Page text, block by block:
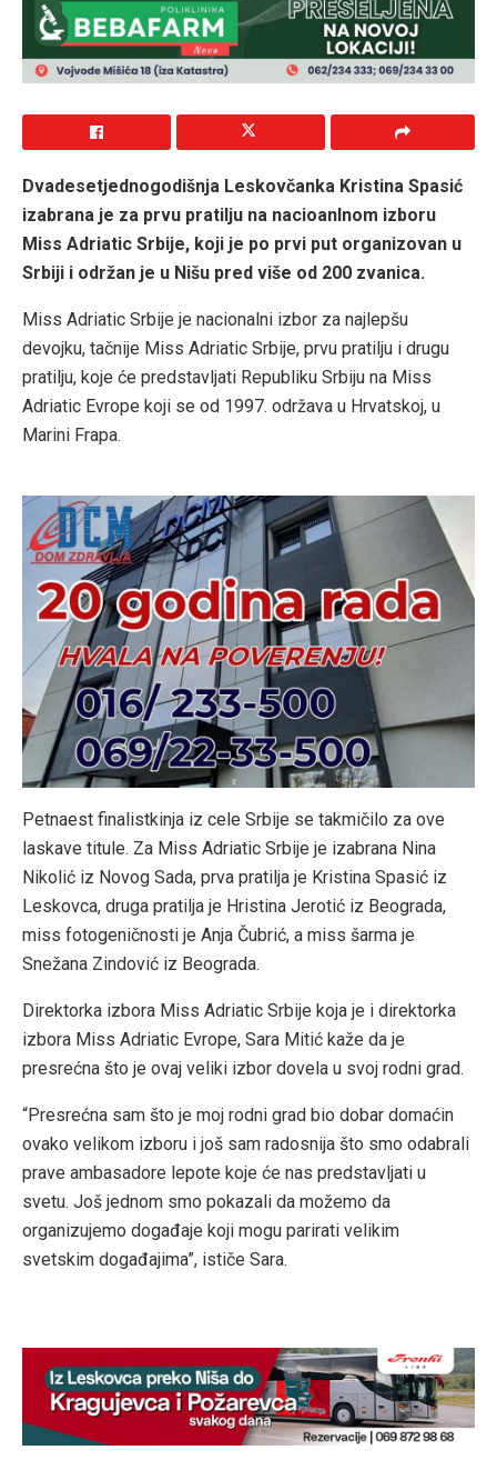
Dvadesetjednogodišnja Leskovčanka Kristina Spasić
izabrana je za prvu pratilju na nacioanlnom izboru
Miss Adriatic Srbije, koji je po prvi put organizovan u
Srbiji i održan je u Nišu pred više od 200 zvanica.
Miss Adriatic Srbije je nacionalni izbor za najlepšu
devojku, tačnije Miss Adriatic Srbije, prvu pratilju i drugu
pratilju, koje će predstavljati Republiku Srbiju na Miss
Adriatic Evrope koji se od 1997. održava u Hrvatskoj, u
Marini Frapa.
Petnaest finalistkinja iz cele Srbije se takmičilo za ove
laskave titule. Za Miss Adriatic Srbije je izabrana Nina
Nikolić iz Novog Sada, prva pratilja je Kristina Spasić iz
Leskovca, druga pratilja je Hristina Jerotić iz Beograda,
miss fotogeničnosti je Anja Čubrić, a miss šarma je
Snežana Zindović iz Beograda.
Direktorka izbora Miss Adriatic Srbije koja je i direktorka
izbora Miss Adriatic Evrope, Sara Mitić kaže da je
presrećna što je ovaj veliki izbor dovela u svoj rodni grad.
“Presrećna sam što je moj rodni grad bio dobar domaćin
ovako velikom izboru i još sam radosnija što smo odabrali
prave ambasadore lepote koje će nas predstavljati u
svetu. Još jednom smo pokazali da možemo da
organizujemo događaje koji mogu parirati velikim
svetskim događajima”, ističe Sara.